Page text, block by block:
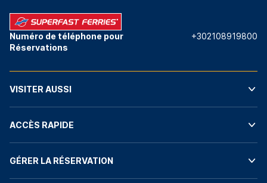
Numéro de téléphone pour
Réservations
+302108919800
VISITER AUSSI
ACCÈS RAPIDE
GÉRER LA RÉSERVATION